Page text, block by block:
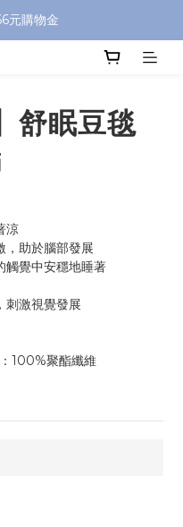
區域，外島地區請洽客服)
元購物金
區域，外島地區請洽客服)
舒眠豆毯
涼
助於腦部發展
覺中安穩地睡著
激視覺發展
100%聚酯纖維